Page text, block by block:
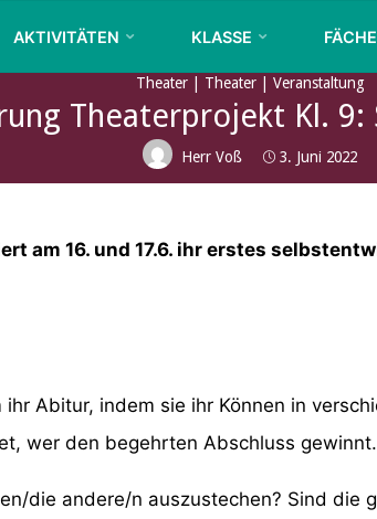
AKTIVITÄTEN KLASSE
Theater Theater Veranstaltung
Theaterprojekt Kl. 9:
Herr Voß 3. Juni 2022
am 16. und 17.6. ihr erstes
Abitur, indem sie ihr Können in
wer den begehrten Abschluss gewinnt.
die andere/n auszustechen? Sind die